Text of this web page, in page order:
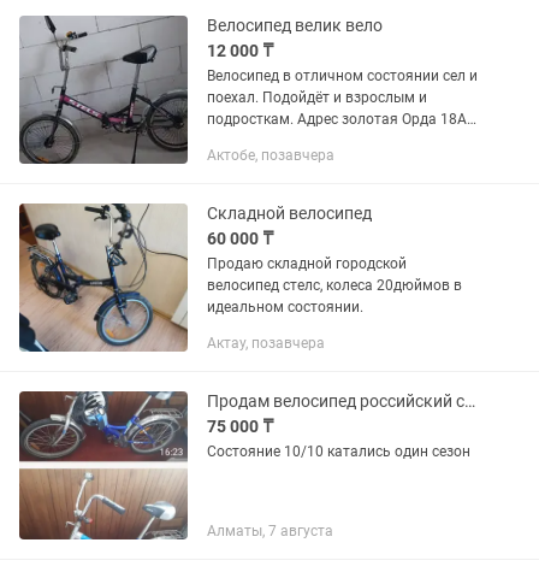
Велосипед велик вело
12 000 ₸
Велосипед в отличном состоянии сел и
поехал. Подойдёт и взрослым и
подросткам. Адрес золотая Орда 18А
Актобе, позавчера
Складной велосипед
60 000 ₸
Продаю складной городской
велосипед стелс, колеса 20дюймов в
идеальном состоянии.
Актау, позавчера
Продам велосипед российский состояние 10/10 в подарок шлем наколенники зам
75 000 ₸
Состояние 10/10 катались один сезон
Алматы, 7 августа